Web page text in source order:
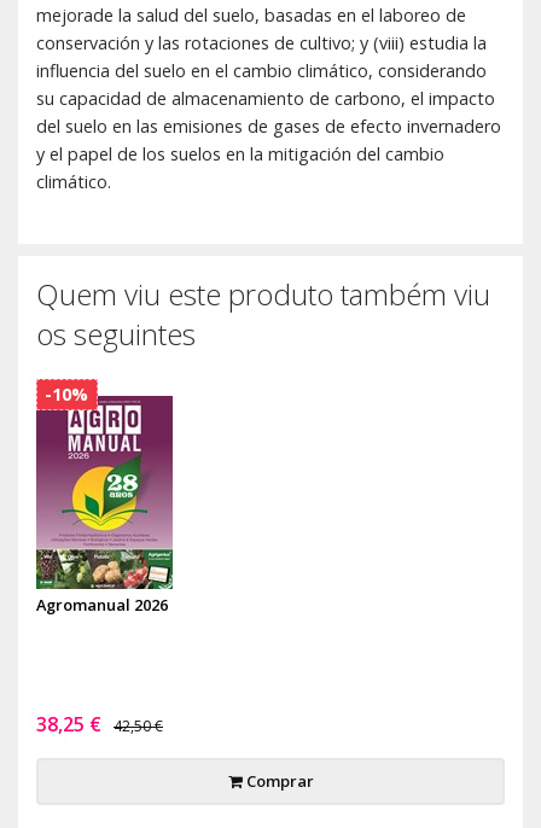
mejorade la salud del suelo, basadas en el laboreo de
conservación y las rotaciones de cultivo; y (viii) estudia la
influencia del suelo en el cambio climático, considerando
su capacidad de almacenamiento de carbono, el impacto
del suelo en las emisiones de gases de efecto invernadero
y el papel de los suelos en la mitigación del cambio
climático.
Quem viu este produto também viu
os seguintes
Agromanual 2026
38,25 € 42,50 €
Comprar
-10%